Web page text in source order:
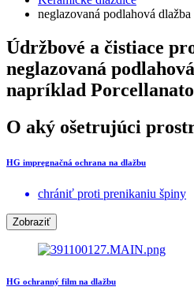
neglazovaná podlahová
Údržbové a čistiace
neglazovaná
napríklad Porcellanato
O aký ošetrujúci
HG impregnačná ochrana na dlažbu
chrániť proti prenikaniu špiny
Zobraziť
HG ochranný film na dlažbu